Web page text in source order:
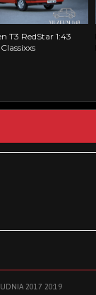
T3 RedStar 1:43
2017 20:19